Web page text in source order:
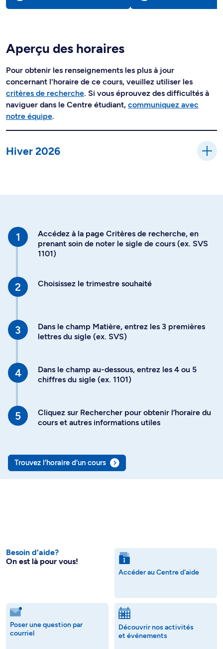
Aperçu des horaires
Pour obtenir les renseignements les plus à jour
concernant l'horaire de ce cours, veuillez utiliser les
critères de recherche. Si vous éprouvez des difficultés à
naviguer dans le Centre étudiant, communiquez avec
notre équipe.
Hiver 2026
Accédez à la page Critères de recherche, en
prenant soin de noter le sigle de cours (ex. SVS
1101)
Choisissez le trimestre souhaité
Dans le champ Matière, entrez les 3 premières
lettres du sigle (ex. SVS)
Dans le champ au-dessous, entrez les 4 ou 5
chiffres du sigle (ex. 1101)
Cliquez sur Rechercher pour obtenir l’horaire du
cours et autres informations utiles
Trouvez l’horaire d’un cours
Besoin d’aide?
On est là pour vous!
Accéder au Centre d'aide
Poser une question par
courriel
Découvrir nos activités
et événements